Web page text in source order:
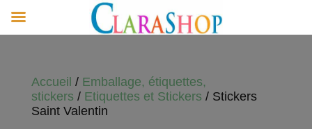
Accueil / Emballage, étiquettes,
stickers / Etiquettes et Stickers / Stickers
Saint Valentin